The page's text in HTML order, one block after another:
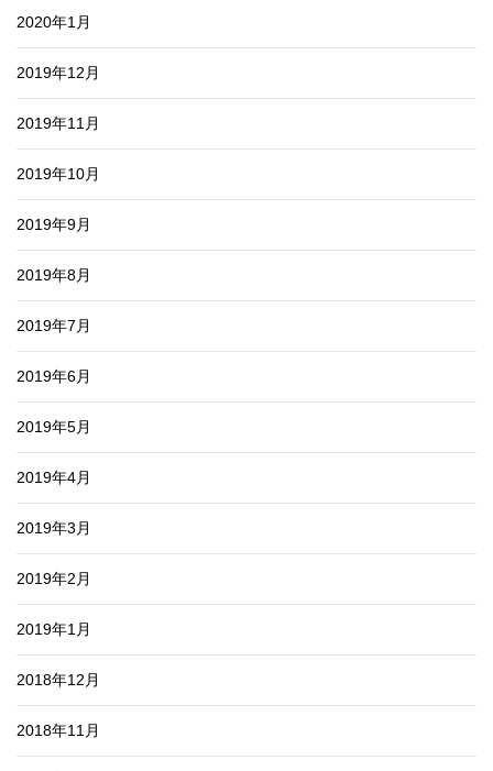
2020年1月
2019年12月
2019年11月
2019年10月
2019年9月
2019年8月
2019年7月
2019年6月
2019年5月
2019年4月
2019年3月
2019年2月
2019年1月
2018年12月
2018年11月